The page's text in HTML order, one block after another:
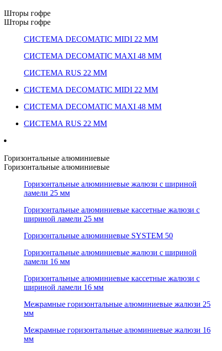
Шторы гофре
Шторы гофре
СИСТЕМА DECOMATIC MIDI 22 ММ
СИСТЕМА DECOMATIC MAXI 48 ММ
СИСТЕМА RUS 22 ММ
СИСТЕМА DECOMATIC MIDI 22 ММ
СИСТЕМА DECOMATIC MAXI 48 ММ
СИСТЕМА RUS 22 ММ
Горизонтальные алюминиевые
Горизонтальные алюминиевые
Горизонтальные алюминиевые жалюзи с шириной
ламели 25 мм
Горизонтальные алюминиевые кассетные жалюзи с
шириной ламели 25 мм
Горизонтальные алюминиевые SYSTEM 50
Горизонтальные алюминиевые жалюзи с шириной
ламели 16 мм
Горизонтальные алюминиевые кассетные жалюзи с
шириной ламели 16 мм
Межрамные горизонтальные алюминиевые жалюзи 25
мм
Межрамные горизонтальные алюминиевые жалюзи 16
мм